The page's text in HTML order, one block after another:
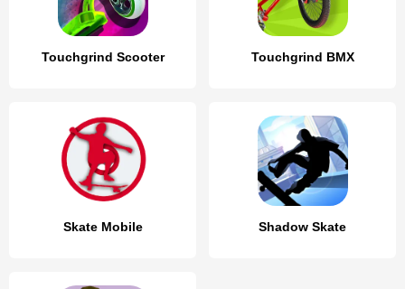
Touchgrind Scooter Touchgrind BMX
Skate Mobile Shadow Skate